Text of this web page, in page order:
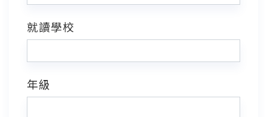
就讀學校
年級